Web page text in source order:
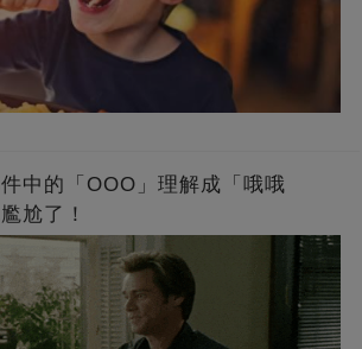
中的「OOO」理解成「哦哦
尬了！